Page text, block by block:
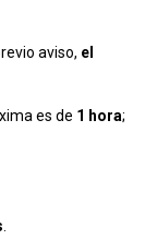
aviso, el
es de 1 hora;
.